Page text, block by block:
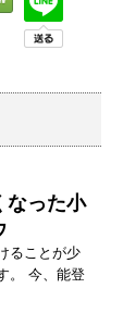
なった小
ることが少
。 今、能登